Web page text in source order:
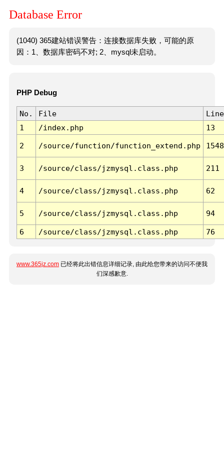
Database Error
(1040) 365建站错误警告：连接数据库失败，可能的原
因：1、数据库密码不对; 2、mysql未启动。
PHP Debug
No. File
Line
1
/index.php 13
2 /source/function/function_extend.php 1548
3 /source/class/jzmysql.class.php 211
4 /source/class/jzmysql.class.php 62
5 /source/class/jzmysql.class.php 94
6 /source/class/jzmysql.class.php 76
www.365jz.com 已经将此出错信息详细记录, 由此给您带来的访问不便我
们深感歉意.